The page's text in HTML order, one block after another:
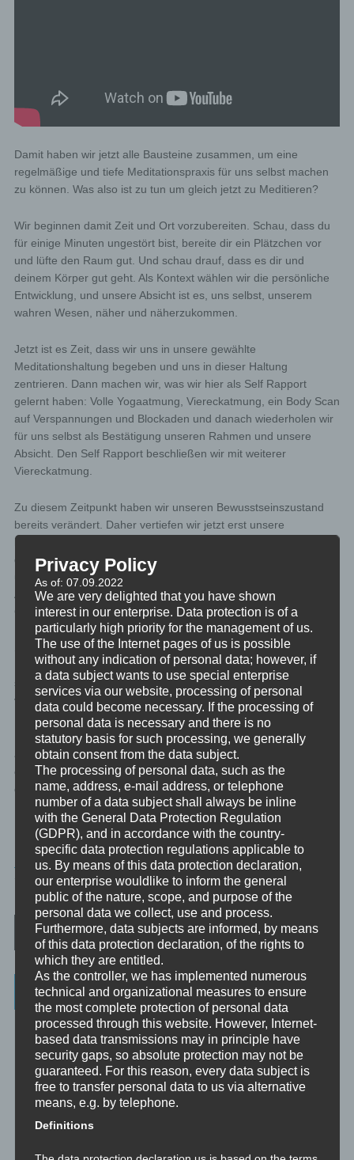
Damit haben wir jetzt alle Bausteine zusammen, um eine
regelmäßige und tiefe Meditationspraxis für uns selbst machen
zu können. Was also ist zu tun um gleich jetzt zu Meditieren?
Wir beginnen damit Zeit und Ort vorzubereiten. Schau, dass du
für einige Minuten ungestört bist, bereite dir ein Plätzchen vor
und lüfte den Raum gut. Und schau drauf, dass es dir und
deinem Körper gut geht. Als Kontext wählen wir die persönliche
Entwicklung, und unsere Absicht ist es, uns selbst, unserem
wahren Wesen, näher und näherzukommen.
Jetzt ist es Zeit, dass wir uns in unsere gewählte
Meditationshaltung begeben und uns in dieser Haltung
zentrieren. Dann machen wir, was wir hier als Self Rapport
gelernt haben: Volle Yogaatmung, Viereckatmung, ein Body Scan
auf Verspannungen und Blockaden und danach wiederholen wir
für uns selbst als Bestätigung unseren Rahmen und unsere
Absicht. Den Self Rapport beschließen wir mit weiterer
Viereckatmung.
Zu diesem Zeitpunkt haben wir unseren Bewusstseinszustand
bereits verändert. Daher vertiefen wir jetzt erst unsere
körperliche Entspannung und danach vertiefen wir unsere
geistige Entspannung. Somit sind wir auch schon bereit einige
unserer Atemzüge zu zählen, wie besprochen zum Ende der
Ausatmung hin zählen, bevor wir in eine heilsame meditative
Gedankenstille eintauchen.
Sollten wichtige und vielleicht sogar schicksalshafte Gedanken,
Emotionen oder Symbole auftauchen, werden wir sie einfach für
später aufschreiben, und uns wieder in unsere Meditation
vertiefen.
Hab viel Freude beim Meditieren! Sollten Fragen in dir
auftauchen, oder du Unterstützung mit Gedanken, Emotionen
oder Symbolen für deinen nächsten Entwicklungsschritt suchen,
dann kannst du dich gerne direkt an mich wenden.
MINIVIDEO
TAGGED90SEK,INDUKTION
Post navigation
Categories
Unbewusst und Bewusst
Verhaltenspsychologie
Analytische Psychologie
Bewusstheit
Privacy Policy
As of: 07.09.2022
We are very delighted that you have shown
interest in our enterprise. Data protection is of a
particularly high priority for the management of us.
The use of the Internet pages of us is possible
without any indication of personal data; however, if
a data subject wants to use special enterprise
services via our website, processing of personal
data could become necessary. If the processing of
personal data is necessary and there is no
statutory basis for such processing, we generally
obtain consent from the data subject.
The processing of personal data, such as the
name, address, e-mail address, or telephone
number of a data subject shall always be inline
with the General Data Protection Regulation
(GDPR), and in accordance with the country-
specific data protection regulations applicable to
us. By means of this data protection declaration,
our enterprise wouldlike to inform the general
public of the nature, scope, and purpose of the
personal data we collect, use and process.
Furthermore, data subjects are informed, by means
of this data protection declaration, of the rights to
which they are entitled.
As the controller, we has implemented numerous
technical and organizational measures to ensure
the most complete protection of personal data
processed through this website. However, Internet-
based data transmissions may in principle have
security gaps, so absolute protection may not be
guaranteed. For this reason, every data subject is
free to transfer personal data to us via alternative
means, e.g. by telephone.
Definitions